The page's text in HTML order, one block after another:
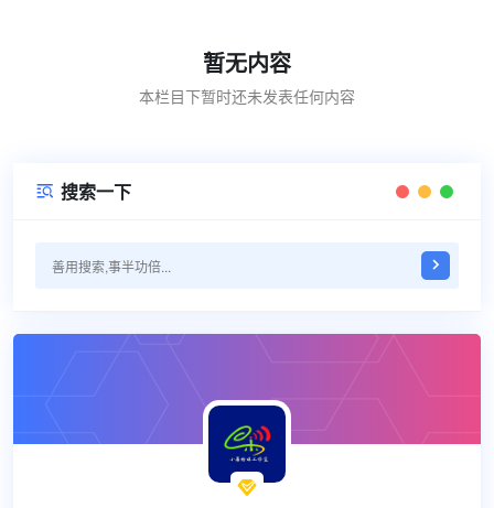
暂无内容
本栏目下暂时还未发表任何内容
 搜索一下
